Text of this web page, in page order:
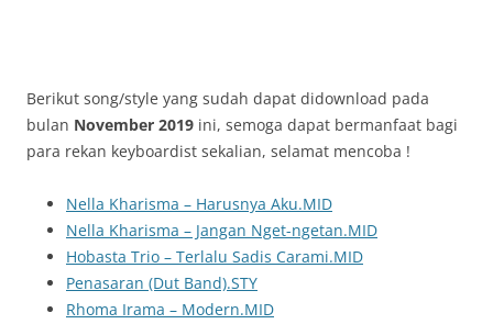
Berikut song/style yang sudah dapat didownload pada
bulan November 2019 ini, semoga dapat bermanfaat bagi
para rekan keyboardist sekalian, selamat mencoba !
Nella Kharisma – Harusnya Aku.MID
Nella Kharisma – Jangan Nget-ngetan.MID
Hobasta Trio – Terlalu Sadis Carami.MID
Penasaran (Dut Band).STY
Rhoma Irama – Modern.MID